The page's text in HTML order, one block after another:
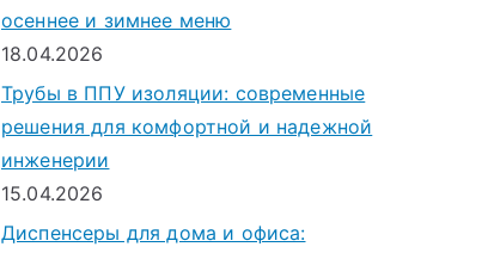
осеннее и зимнее меню
18.04.2026
Трубы в ППУ изоляции: современные
решения для комфортной и надежной
инженерии
15.04.2026
Диспенсеры для дома и офиса: